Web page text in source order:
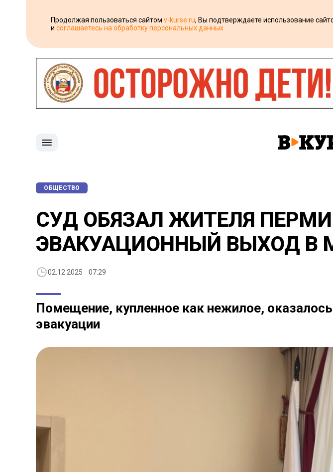
Продолжая пользоваться сайтом v-kurse.ru, Вы подтверждаете использование
и соглашаетесь на обработку персональных данных
ОБЩЕСТВО
СУД ОБЯЗАЛ ЖИТЕЛЯ
ЭВАКУАЦИОННЫЙ ВЫХОД В
02.12.2025 07:29
Помещение, купленное как нежилое,
эвакуации